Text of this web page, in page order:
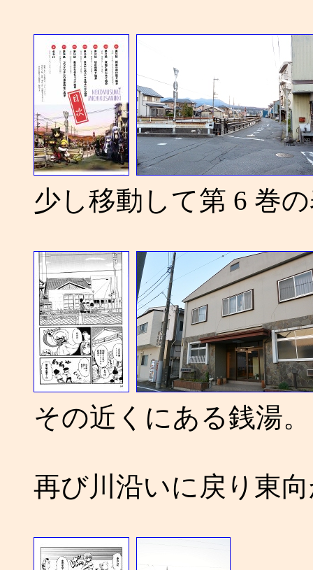
少し移動して第 6 巻
その近くにある銭湯。
再び川沿いに戻り東